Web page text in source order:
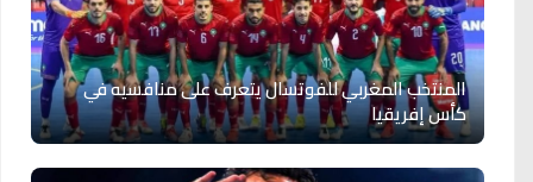
المنتخب المغربي للفوتسال يتعرف على منافسيه في
كأس إفريقيا